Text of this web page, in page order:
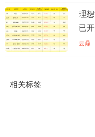
理
已
云鼎
相关标签